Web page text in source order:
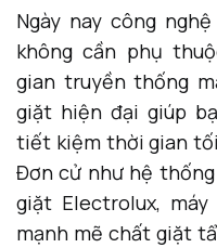
Ngày nay công
không cần phụ
gian truyền thống
giặt hiện đại giúp
tiết kiệm thời gian
Đơn cử như hệ
giặt Electrolux,
mạnh mẽ chất giặt